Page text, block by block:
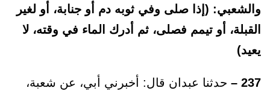
والشعبي: (إذا صلى وفي ثوبه دم أو جنابة، أو لغير
القبلة، أو تيمم فصلى، ثم أدرك الماء في وقته، لا
يعيد)
237 –
حدثنا عبدان قال: أخبرني أبي، عن شعبة،